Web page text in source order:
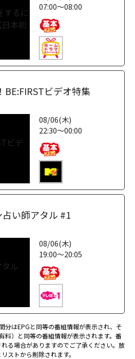
07:00～08:00
BE:FIRSTビデオ特集
08/06(木)
22:30～00:00
い師アタル #1
08/06(木)
19:00～20:05
分はEPGと同等の番組情報が表示され、そ
料）と同等の番組情報が表示されます。番
る場合がありますのでご了承ください。放
ストから削除されます。